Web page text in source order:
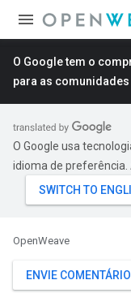
O Google tem o
para as
O Google usa
idioma de preferência.
OpenWeave
ENVIE